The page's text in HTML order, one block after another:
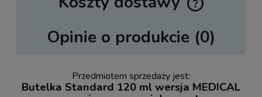
Cena nie zawiera ewentualnych kosztów płatności
Opinie o produkcie (0)
Przedmiotem sprzedaży jest:
Butelka Standard 120 ml wersja MEDICAL